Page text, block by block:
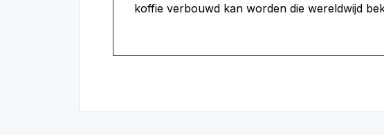
koffie verbouwd kan worden die wereldwijd